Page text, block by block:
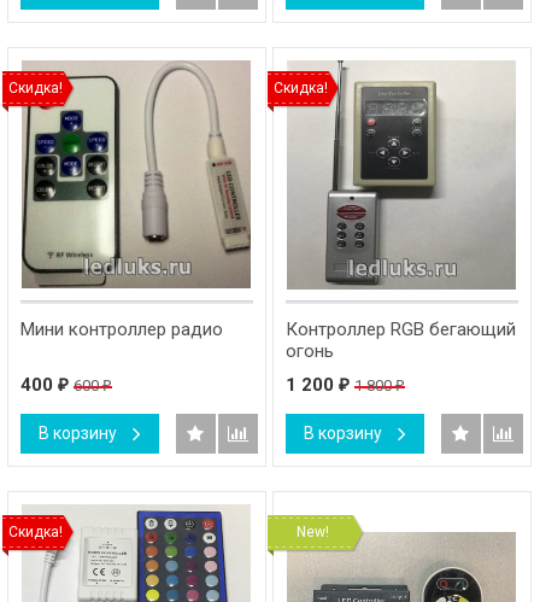
Скидка!
Мини контроллер радио
400 ₽ 600₽
В корзину
Скидка!
Контроллер RGB бегающий
огонь
1 200 ₽ 1 800₽
В корзину
Скидка! New!